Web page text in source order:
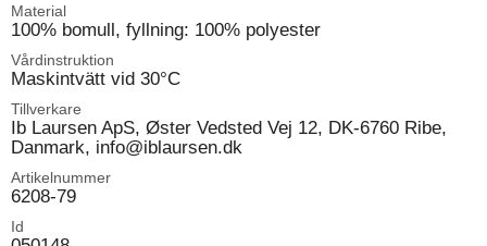
Material
100% bomull, fyllning: 100% polyester
Vårdinstruktion
Maskintvätt vid 30°C
Tillverkare
Ib Laursen ApS, Øster Vedsted Vej 12, DK-6760 Ribe,
Danmark, info@iblaursen.dk
Artikelnummer
6208-79
Id